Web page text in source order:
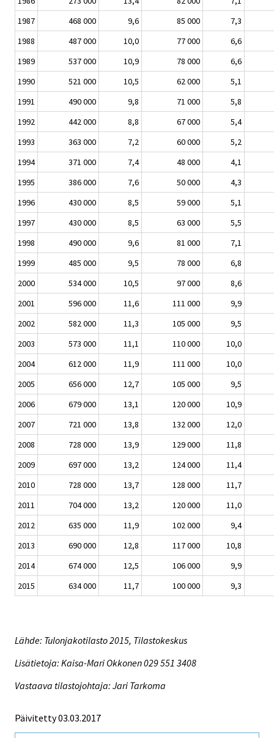
1987
468 000 9,6 85 000
7,3
1988
487 000 10,0 77 000
6,6
1989
537 000 10,9 78 000
6,6
1990
521 000 10,5 62 000
5,1
1991
490 000 9,8 71 000
5,8
1992
442 000 8,8 67 000
5,4
1993
363 000 7,2 60 000
5,2
1994
371 000 7,4 48 000
4,1
1995
386 000 7,6 50 000
4,3
1996
430 000 8,5 59 000
5,1
1997
430 000 8,5 63 000
5,5
1998
490 000 9,6 81 000
7,1
1999
485 000 9,5 78 000
6,8
2000
534 000 10,5 97 000
8,6
2001
596 000 11,6 111 000
9,9
2002
582 000 11,3 105 000
9,5
2003
573 000 11,1 110 000
10,0
2004
612 000 11,9 111 000
10,0
2005
656 000 12,7 105 000
9,5
2006
679 000 13,1 120 000
10,9
2007
721 000 13,8 132 000
12,0
2008
728 000 13,9 129 000
11,8
2009
697 000 13,2 124 000
11,4
2010
728 000 13,7 128 000
11,7
2011
704 000 13,2 120 000
11,0
2012
635 000 11,9 102 000
9,4
2013
690 000 12,8 117 000
10,8
2014
674 000 12,5 106 000
9,9
2015
634 000 11,7 100 000 9,3
Lähde: Tulonjakotilasto 2015, Tilastokeskus
Lisätietoja: Kaisa-Mari Okkonen 029 551 3408
Vastaava tilastojohtaja: Jari Tarkoma
Päivitetty 03.03.2017